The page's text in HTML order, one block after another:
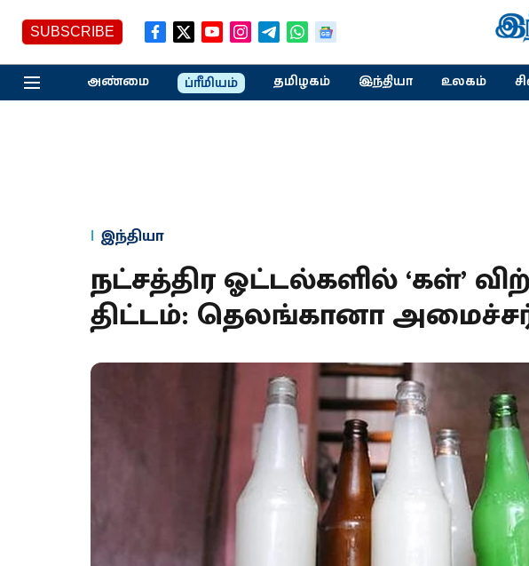
SUBSCRIBE
அண்மை ப்ரீமியம் தமிழகம் இந்தியா உலகம்
இந்தியா
நட்சத்திர ஓட்டல்களில் ‘கள்’
திட்டம்: தெலங்கானா